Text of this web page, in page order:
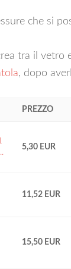
che si
tra il vetro
, dopo
PREZZO
5,30 EUR
11,52 EUR
15,50 EUR